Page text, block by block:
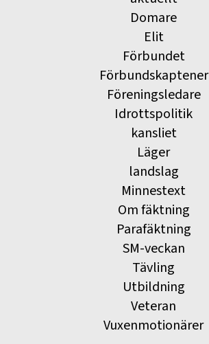
Domare
Elit
Förbundet
Förbundskaptener
Föreningsledare
Idrottspolitik
kansliet
Läger
landslag
Minnestext
Om fäktning
Parafäktning
SM-veckan
Tävling
Utbildning
Veteran
Vuxenmotionärer